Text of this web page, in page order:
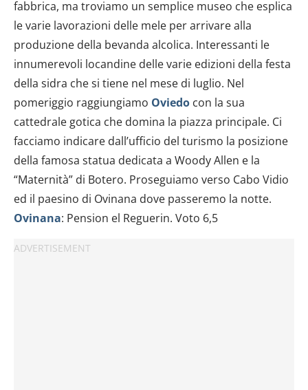
fabbrica, ma troviamo un semplice museo che esplica
le varie lavorazioni delle mele per arrivare alla
produzione della bevanda alcolica. Interessanti le
innumerevoli locandine delle varie edizioni della festa
della sidra che si tiene nel mese di luglio. Nel
pomeriggio raggiungiamo Oviedo con la sua
cattedrale gotica che domina la piazza principale. Ci
facciamo indicare dall’ufficio del turismo la posizione
della famosa statua dedicata a Woody Allen e la
“Maternità” di Botero. Proseguiamo verso Cabo Vidio
ed il paesino di Ovinana dove passeremo la notte.
Ovinana: Pension el Reguerin. Voto 6,5